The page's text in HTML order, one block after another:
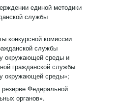
единой методики
службы
конкурсной комиссии
службы
окружающей среды и
гражданской службы
окружающей среды»;
Федеральной
органов».